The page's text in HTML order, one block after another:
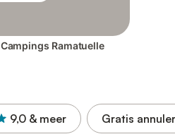
Campings Ramatuelle
9,0 & meer Gratis